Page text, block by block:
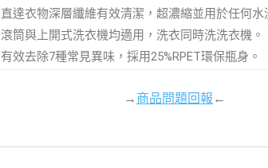
直達衣物深層纖維有效清潔，超濃縮並用於任何水
滾筒與上開式洗衣機均適用，洗衣同時洗洗衣機。
有效去除7種常見異味，採用25%RPET環保瓶身。
→商品問題回報←